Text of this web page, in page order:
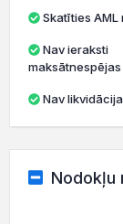
Skatīties AML
Nav
Nodokļu